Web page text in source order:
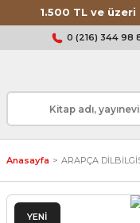
1.500 TL ve üzeri
0 (216) 344 98
Anasayfa ARAPÇA
YENİ